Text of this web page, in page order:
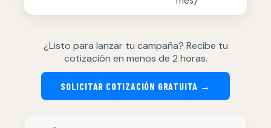
¿Listo para lanzar tu campaña? Recibe tu
cotización en menos de 2 horas.
SOLICITAR COTIZACIÓN GRATUITA →